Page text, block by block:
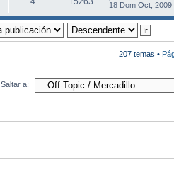
18 Dom Oct, 2009
207 temas •
Saltar a: